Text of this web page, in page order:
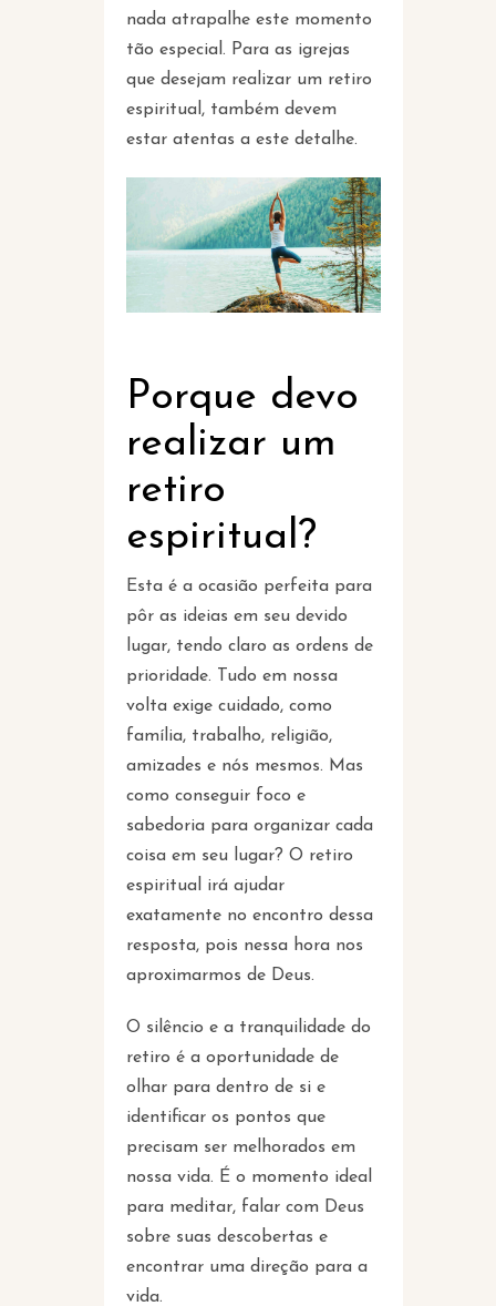
nada atrapalhe este momento
tão especial. Para as igrejas
que desejam realizar um retiro
espiritual, também devem
estar atentas a este detalhe.
Porque devo
realizar um
retiro
espiritual?
Esta é a ocasião perfeita para
pôr as ideias em seu devido
lugar, tendo claro as ordens de
prioridade. Tudo em nossa
volta exige cuidado, como
família, trabalho, religião,
amizades e nós mesmos. Mas
como conseguir foco e
sabedoria para organizar cada
coisa em seu lugar? O retiro
espiritual irá ajudar
exatamente no encontro dessa
resposta, pois nessa hora nos
aproximarmos de Deus.
O silêncio e a tranquilidade do
retiro é a oportunidade de
olhar para dentro de si e
identificar os pontos que
precisam ser melhorados em
nossa vida. É o momento ideal
para meditar, falar com Deus
sobre suas descobertas e
encontrar uma direção para a
vida.